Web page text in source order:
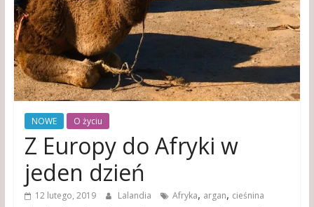
NOWE O życiu
Z Europy do Afryki w
jeden dzień
12 lutego, 2019 Lalandia Afryka, argan, cieśnina